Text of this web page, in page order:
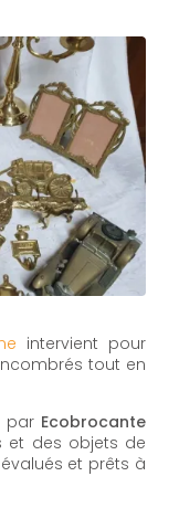
intervient pour
tout en
par Ecobrocante
et des objets de
et prêts à